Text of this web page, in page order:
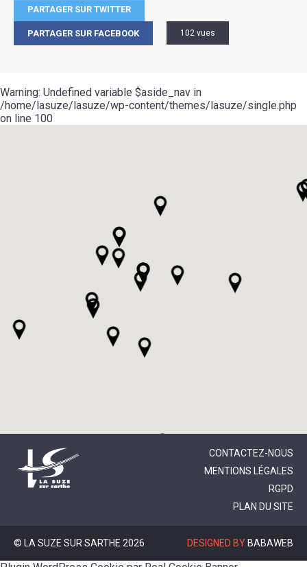
PARTAGER SUR TWITTER
PARTAGER SUR FACEBOOK 102 vues
Warning: Undefined variable $aside_nav in
/home/lasuze/lasuze/wp-content/themes/lasuze/single.php
on line 100
CONTACTEZ-NOUS
MENTIONS LÉGALES
RGPD
PLAN DU SITE
© LA SUZE SUR SARTHE 2026 DESIGNED BY BABAWEB